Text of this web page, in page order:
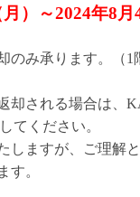
）～2024年8月
のみ承ります。（1
却される場合は、
てください。
しますが、ご理解
す。